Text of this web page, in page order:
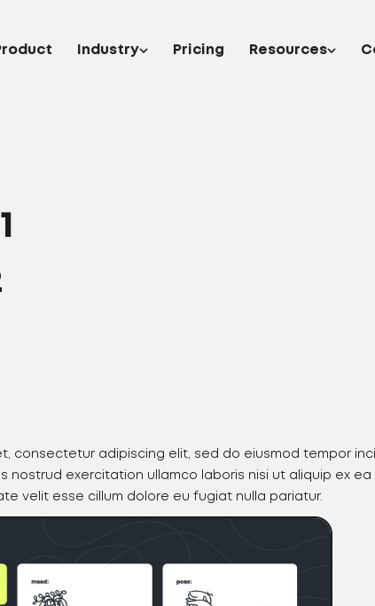
Industry Pricing Resources
consectetur adipiscing elit, sed do eiusmod tempor
nostrud exercitation ullamco laboris nisi ut aliquip ex
velit esse cillum dolore eu fugiat nulla pariatur.